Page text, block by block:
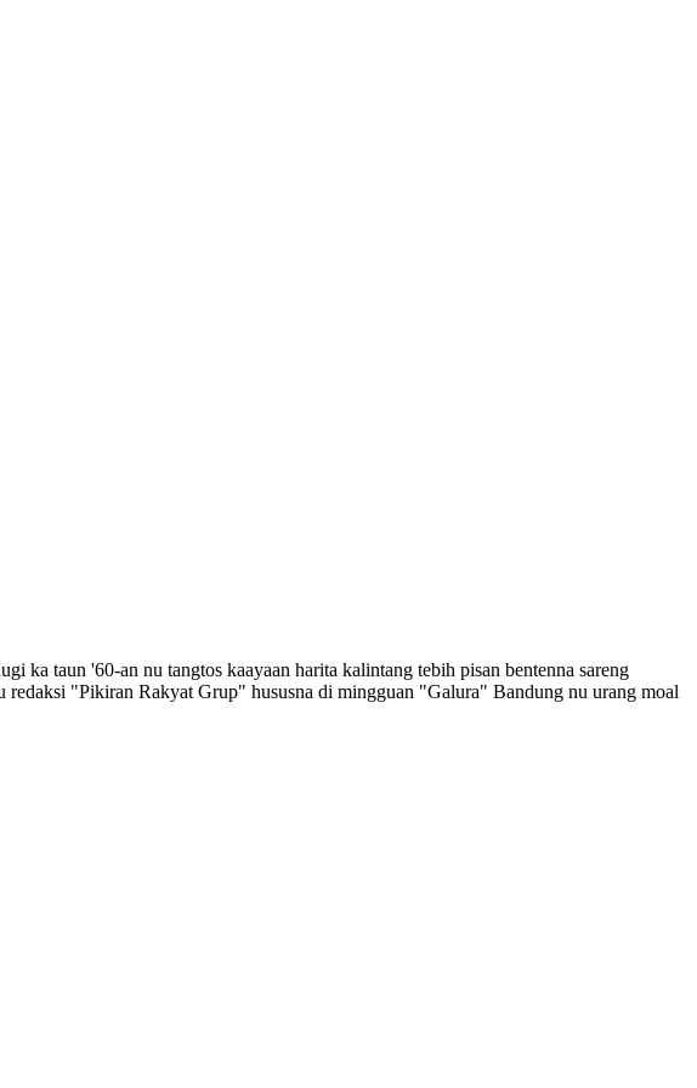
ka taun '60-an nu tangtos kaayaan harita kalintang tebih pisan bentenna sareng
redaksi "Pikiran Rakyat Grup" hususna di mingguan "Galura" Bandung nu urang moal